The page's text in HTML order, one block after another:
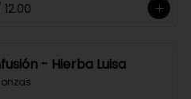
12.00
- Hierba Luisa
onzas